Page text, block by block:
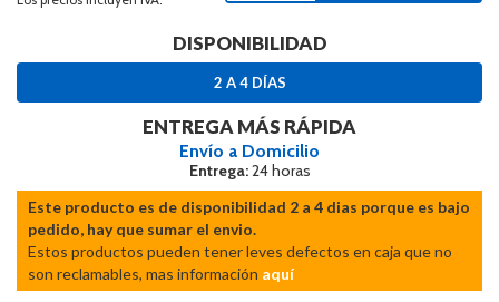
DISPONIBILIDAD
2 A 4 DÍAS
ENTREGA MÁS RÁPIDA
Envío a Domicilio
Entrega:24 horas
Este producto es de disponibilidad 2 a 4 dias porque es bajo
pedido, hay que sumar el envio.
Estos productos pueden tener leves defectos en caja que no
son reclamables, mas información aquí